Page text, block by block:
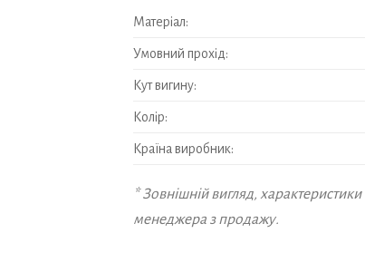
Матеріал:
Умовний прохід:
Кут вигину:
Колір:
Країна виробник:
* Зовнішній вигляд,
менеджера з продажу.